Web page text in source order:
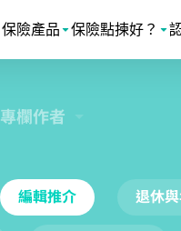
保險產品 保險點揀好？
專欄作者
編輯推介 退休